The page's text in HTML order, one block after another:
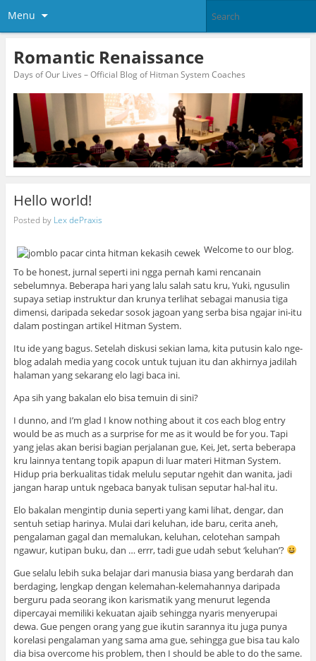
Menu
Romantic Renaissance
Days of Our Lives – Official Blog of Hitman System Coaches
Hello world!
Posted by Lex dePraxis
Welcome to our blog.
To be honest, jurnal seperti ini ngga pernah kami rencanain
sebelumnya. Beberapa hari yang lalu salah satu kru, Yuki, ngusulin
supaya setiap instruktur dan krunya terlihat sebagai manusia tiga
dimensi, daripada sekedar sosok jagoan yang serba bisa ngajar ini-itu
dalam postingan artikel Hitman System.
Itu ide yang bagus. Setelah diskusi sekian lama, kita putusin kalo nge-
blog adalah media yang cocok untuk tujuan itu dan akhirnya jadilah
halaman yang sekarang elo lagi baca ini.
Apa sih yang bakalan elo bisa temuin di sini?
I dunno, and I’m glad I know nothing about it cos each blog entry
would be as much as a surprise for me as it would be for you. Tapi
yang jelas akan berisi bagian perjalanan gue, Kei, Jet, serta beberapa
kru lainnya tentang topik apapun di luar materi Hitman System.
Hidup pria berkualitas tidak melulu seputar ngehit dan wanita, jadi
jangan harap untuk ngebaca banyak tulisan seputar hal-hal itu.
Elo bakalan mengintip dunia seperti yang kami lihat, dengar, dan
sentuh setiap harinya. Mulai dari keluhan, ide baru, cerita aneh,
pengalaman gagal dan memalukan, keluhan, celotehan sampah
ngawur, kutipan buku, dan … errr, tadi gue udah sebut ‘keluhan’?
Gue selalu lebih suka belajar dari manusia biasa yang berdarah dan
berdaging, lengkap dengan kelemahan-kelemahannya daripada
berguru pada seorang ikon karismatik yang menurut legenda
dipercayai memiliki kekuatan ajaib sehingga nyaris menyerupai
dewa. Gue pengen orang yang gue ikutin sarannya itu juga punya
korelasi pengalaman yang sama ama gue, sehingga gue bisa tau kalo
dia bisa overcome his problem, then I should be able to do the same.